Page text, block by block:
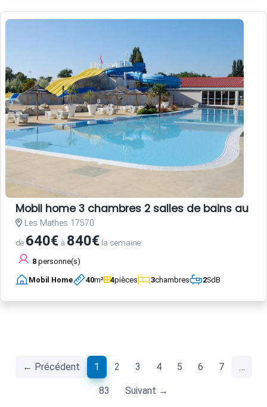
Mobil home 3 chambres 2 salles de bains au
Les Mathes 17570
de 640€ à 840€ la semaine
8 personne(s)
Mobil Home 40m² 4pièces 3chambres 2SdB
← Précédent 1 (current)
2 3 4 5 6 7 …
83 Suivant →